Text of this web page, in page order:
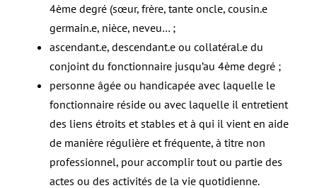
4ème degré (sœur, frère, tante oncle, cousin.e
germain.e, nièce, neveu… ;
ascendant.e, descendant.e ou collatéral.e du
conjoint du fonctionnaire jusqu’au 4ème degré ;
personne âgée ou handicapée avec laquelle le
fonctionnaire réside ou avec laquelle il entretient
des liens étroits et stables et à qui il vient en aide
de manière régulière et fréquente, à titre non
professionnel, pour accomplir tout ou partie des
actes ou des activités de la vie quotidienne.